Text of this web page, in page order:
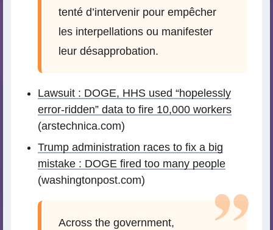
tenté d’intervenir pour empêcher
les interpellations ou manifester
leur désapprobation.
Lawsuit : DOGE, HHS used “hopelessly
error-ridden” data to fire 10,000 workers
(arstechnica.com)
Trump administration races to fix a big
mistake : DOGE fired too many people
(washingtonpost.com)
Across the government,